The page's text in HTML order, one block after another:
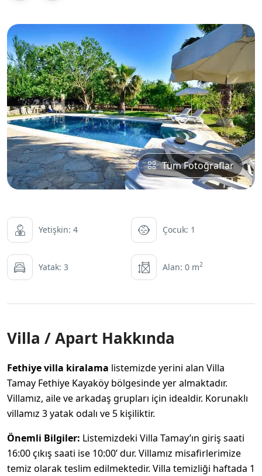
Tüm Fotoğraflar
Yetişkin: 4 Çocuk: 1
Yatak: 3 Alan: 0 m2
Villa / Apart Hakkında
Fethiye villa kiralama listemizde yerini alan Villa
Tamay Fethiye Kayaköy bölgesinde yer almaktadır.
Villamız, aile ve arkadaş grupları için idealdir. Korunaklı
villamız 3 yatak odalı ve 5 kişiliktir.
Önemli Bilgiler: Listemizdeki Villa Tamay’ın giriş saati
16:00 çıkış saati ise 10:00’ dur. Villamız misafirlerimize
temiz olarak teslim edilmektedir. Villa temizliği haftada 1